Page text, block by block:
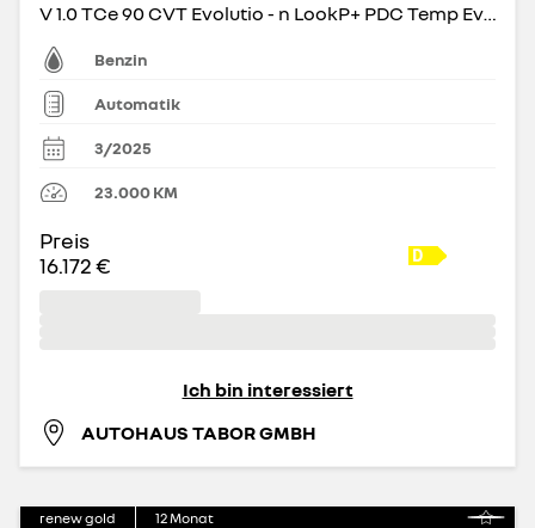
V 1.0 TCe 90 CVT Evolutio - n LookP+ PDC Temp Evolution
Benzin
Automatik
3/2025
23.000KM
Preis
16.172 €
Ich bin interessiert
AUTOHAUS TABOR GMBH
renew gold 12Monat